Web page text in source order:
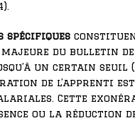
spécifiques
du bulletin
un certain seuil
de l’apprenti
Cette
ou la réduction